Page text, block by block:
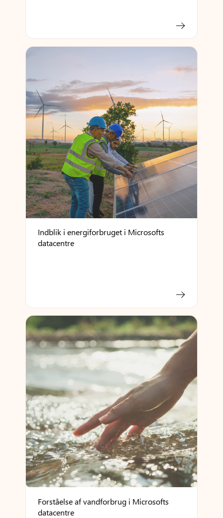
Indblik i energiforbruget i Microsofts
datacentre
Forståelse af vandforbrug i Microsofts
datacentre